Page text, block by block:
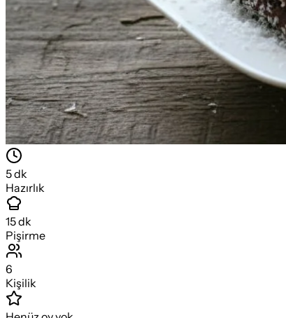
5dk
Hazırlık
15dk
Pişirme
6
Kişilik